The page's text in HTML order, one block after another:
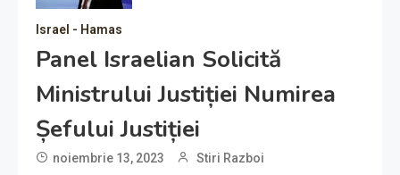
Israel - Hamas
Panel Israelian Solicită
Ministrului Justiției Numirea
Șefului Justiției
noiembrie 13, 2023 Stiri Razboi